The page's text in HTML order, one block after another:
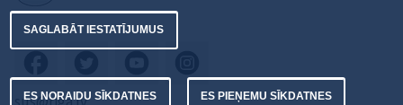
SAGLABĀT IESTATĪJUMUS
ES NORAIDU SĪKDATNES ES PIEŅEMU SĪKDATNES